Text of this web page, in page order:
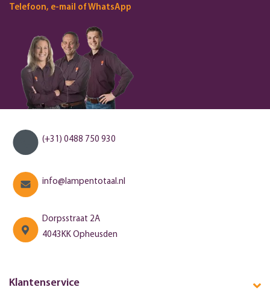
Telefoon, e-mail of WhatsApp
(+31) 0488 750 930
info@lampentotaal.nl
Dorpsstraat 2A
4043KK Opheusden
Klantenservice